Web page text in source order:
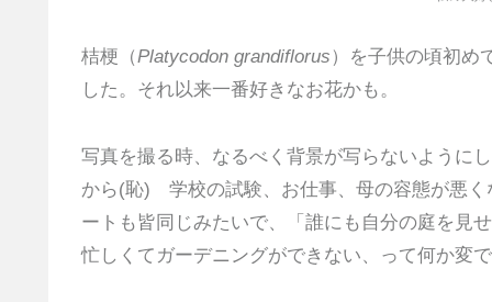
桔梗（Platycodon grandiflorus ）を子供の頃初め
した。それ以来一番好きなお花かも。
写真を撮る時、なるべく背景が写らないよう
から(恥) 学校の試験、お仕事、母の容態が悪
ートも皆同じみたいで、「誰にも自分の庭を見
忙しくてガーデニングができない、って何か変